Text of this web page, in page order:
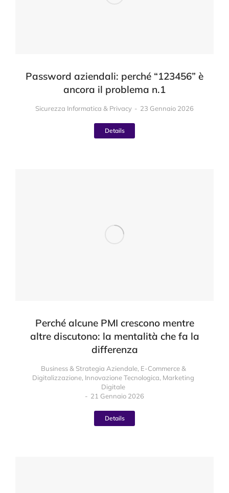
Password aziendali: perché “123456” è
ancora il problema n.1
Sicurezza Informatica & Privacy 23 Gennaio 2026
Details
Perché alcune PMI crescono mentre
altre discutono: la mentalità che fa la
differenza
Business & Strategia Aziendale, E-Commerce &
Digitalizzazione, Innovazione Tecnologica, Marketing
Digitale
21 Gennaio 2026
Details